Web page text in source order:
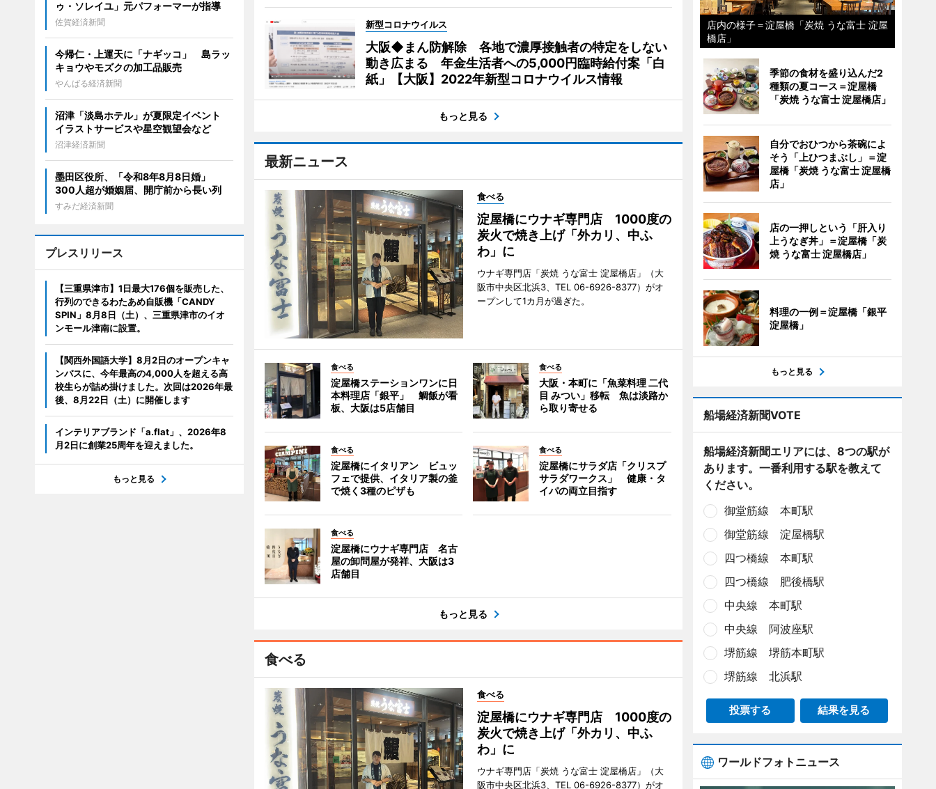
新型コロナウイルス
大阪◆まん防解除 各地で濃厚接触者の特定をしない
動き広まる 年金生活者への5,000円臨時給付案「白
紙」【大阪】2022年新型コロナウイルス情報
もっと見る
最新ニュース
食べる
淀屋橋にウナギ専門店 1000度の
炭火で焼き上げ「外カリ、中ふ
わ」に
ウナギ専門店「炭焼 うな富士 淀屋橋店」（大
阪市中央区北浜3、TEL 06-6926-8377）がオ
ープンして1カ月が過ぎた。
食べる
淀屋橋ステーションワンに日
本料理店「銀平」 鯛飯が看
板、大阪は5店舗目
食べる
大阪・本町に「魚菜料理 二代
目 みつい」移転 魚は淡路か
ら取り寄せる
食べる
淀屋橋にイタリアン ビュッ
フェで提供、イタリア製の釜
で焼く3種のピザも
食べる
淀屋橋にサラダ店「クリスプ
サラダワークス」 健康・タ
イパの両立目指す
食べる
淀屋橋にウナギ専門店 名古
屋の卸問屋が発祥、大阪は3
店舗目
もっと見る
食べる
食べる
淀屋橋にウナギ専門店 1000度の
炭火で焼き上げ「外カリ、中ふ
わ」に
ウナギ専門店「炭焼 うな富士 淀屋橋店」（大
阪市中央区北浜3、TEL 06-6926-8377）がオ
ゥ・ソレイユ」元パフォーマーが指導
佐賀経済新聞
今帰仁・上運天に「ナギッコ」 島ラッ
キョウやモズクの加工品販売
やんばる経済新聞
沼津「淡島ホテル」が夏限定イベント
イラストサービスや星空観望会など
沼津経済新聞
墨田区役所、「令和8年8月8日婚」
300人超が婚姻届、開庁前から長い列
すみだ経済新聞
プレスリリース
【三重県津市】1日最大176個を販売した、
行列のできるわたあめ自販機「CANDY
SPIN」8月8日（土）、三重県津市のイオ
ンモール津南に設置。
【関西外国語大学】8月2日のオープンキャ
ンパスに、今年最高の4,000人を超える高
校生らが詰め掛けました。次回は2026年最
後、8月22日（土）に開催します
インテリアブランド「a.flat」、2026年8
月2日に創業25周年を迎えました。
もっと見る
店内の様子＝淀屋橋「炭焼 うな富士 淀屋
橋店」
季節の食材を盛り込んだ2
種類の夏コース＝淀屋橋
「炭焼 うな富士 淀屋橋店」
自分でおひつから茶碗によ
そう「上ひつまぶし」＝淀
屋橋「炭焼 うな富士 淀屋橋
店」
店の一押しという「肝入り
上うなぎ丼」＝淀屋橋「炭
焼 うな富士 淀屋橋店」
料理の一例＝淀屋橋「銀平
淀屋橋」
もっと見る
船場経済新聞VOTE
船場経済新聞エリアには、8つの駅が
あります。一番利用する駅を教えて
ください。
御堂筋線 本町駅
御堂筋線 淀屋橋駅
四つ橋線 本町駅
四つ橋線 肥後橋駅
中央線 本町駅
中央線 阿波座駅
堺筋線 堺筋本町駅
堺筋線 北浜駅
投票する 結果を見る
ワールドフォトニュース